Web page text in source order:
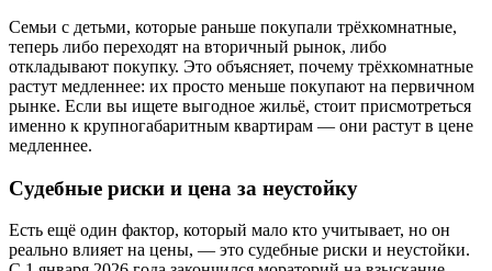
Семьи с детьми, которые раньше покупали трёхкомнатные,
теперь либо переходят на вторичный рынок, либо
откладывают покупку. Это объясняет, почему трёхкомнатные
растут медленнее: их просто меньше покупают на первичном
рынке. Если вы ищете выгодное жильё, стоит присмотреться
именно к крупногабаритным квартирам — они растут в цене
медленнее.
Судебные риски и цена за неустойку
Есть ещё один фактор, который мало кто учитывает, но он
реально влияет на цены, — это судебные риски и неустойки.